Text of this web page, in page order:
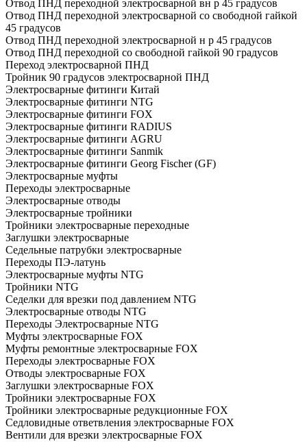
Отвод ПНД переходной электросварной вн р 45 градусов
Отвод ПНД переходной электросварной со свободной гайкой
45 градусов
Отвод ПНД переходной электросварной н р 45 градусов
Отвод ПНД переходной со свободной гайкой 90 градусов
Переход электросварной ПНД
Тройник 90 градусов электросварной ПНД
Электросварные фитинги Китай
Электросварные фитинги NTG
Электросварные фитинги FOX
Электросварные фитинги RADIUS
Электросварные фитинги AGRU
Электросварные фитинги Sanmik
Электросварные фитинги Georg Fischer (GF)
Электросварные муфты
Переходы электросварные
Электросварные отводы
Электросварные тройники
Тройники электросварные переходные
Заглушки электросварные
Седельные патрубки электросварные
Переходы ПЭ-латунь
Электросварные муфты NTG
Тройники NTG
Седелки для врезки под давлением NTG
Электросварные отводы NTG
Переходы Электросварные NTG
Муфты электросварные FOX
Муфты ремонтные электросварные FOX
Переходы электросварные FOX
Отводы электросварные FOX
Заглушки электросварные FOX
Тройники электросварные FOX
Тройники электросварные редукционные FOX
Седловидные ответвления электросварные FOX
Вентили для врезки электросварные FOX